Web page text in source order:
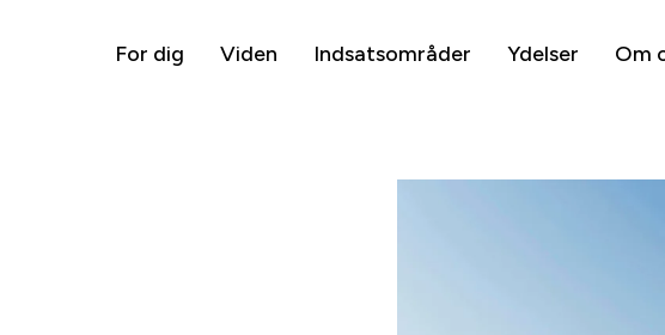
For dig Viden Indsatsområder Ydelser Om